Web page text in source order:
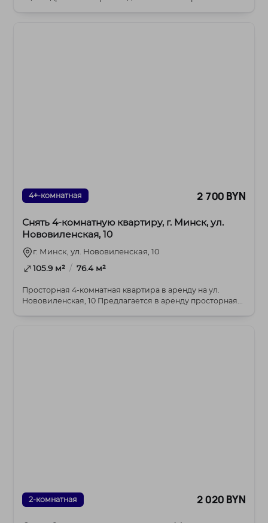
4+-комнатная 2 700 BYN
Снять 4-комнатную квартиру, г. Минск, ул.
Нововиленская, 10
г. Минск, ул. Нововиленская, 10
105.9 м² / 76.4 м²
Просторная 4-комнатная квартира в аренду на ул.
Нововиленская, 10 Предлагается в аренду просторная...
2-комнатная 2 020 BYN